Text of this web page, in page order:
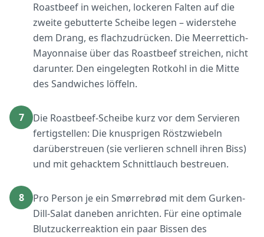
Roastbeef in weichen, lockeren Falten auf die
zweite gebutterte Scheibe legen – widerstehe
dem Drang, es flachzudrücken. Die Meerrettich-
Mayonnaise über das Roastbeef streichen, nicht
darunter. Den eingelegten Rotkohl in die Mitte
des Sandwiches löffeln.
7
Die Roastbeef-Scheibe kurz vor dem Servieren
fertigstellen: Die knusprigen Röstzwiebeln
darüberstreuen (sie verlieren schnell ihren Biss)
und mit gehacktem Schnittlauch bestreuen.
8
Pro Person je ein Smørrebrød mit dem Gurken-
Dill-Salat daneben anrichten. Für eine optimale
Blutzuckerreaktion ein paar Bissen des